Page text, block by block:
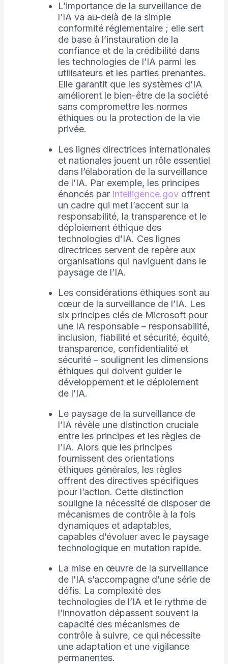
L’importance de la surveillance de
l’IA va au-delà de la simple
conformité réglementaire ; elle sert
de base à l’instauration de la
confiance et de la crédibilité dans
les technologies de l’IA parmi les
utilisateurs et les parties prenantes.
Elle garantit que les systèmes d’IA
améliorent le bien-être de la société
sans compromettre les normes
éthiques ou la protection de la vie
privée.
Les lignes directrices internationales
et nationales jouent un rôle essentiel
dans l’élaboration de la surveillance
de l’IA. Par exemple, les principes
énoncés par intelligence.govoffrent
un cadre qui met l’accent sur la
responsabilité, la transparence et le
déploiement éthique des
technologies d’IA. Ces lignes
directrices servent de repère aux
organisations qui naviguent dans le
paysage de l’IA.
Les considérations éthiques sont au
cœur de la surveillance de l’IA. Les
six principes clés de Microsoft pour
une IA responsable – responsabilité,
inclusion, fiabilité et sécurité, équité,
transparence, confidentialité et
sécurité – soulignent les dimensions
éthiques qui doivent guider le
développement et le déploiement
de l’IA.
Le paysage de la surveillance de
l’IA révèle une distinction cruciale
entre les principes et les règles de
l’IA. Alors que les principes
fournissent des orientations
éthiques générales, les règles
offrent des directives spécifiques
pour l’action. Cette distinction
souligne la nécessité de disposer de
mécanismes de contrôle à la fois
dynamiques et adaptables,
capables d’évoluer avec le paysage
technologique en mutation rapide.
La mise en œuvre de la surveillance
de l’IA s’accompagne d’une série de
défis. La complexité des
technologies de l’IA et le rythme de
l’innovation dépassent souvent la
capacité des mécanismes de
contrôle à suivre, ce qui nécessite
une adaptation et une vigilance
permanentes.